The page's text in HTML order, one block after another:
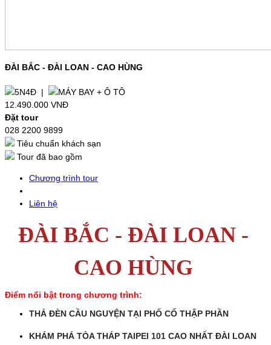
ĐÀI BẮC - ĐÀI LOAN - CAO HÙNG
5N4Đ |
MÁY BAY + Ô TÔ
12.490.000 VNĐ
Đặt tour
028 2200 9899
Tiêu chuẩn khách sạn
Tour đã bao gồm
Chương trình tour
Liên hệ
ĐÀI BẮC - ĐÀI LOAN -
CAO HÙNG
Điểm nổi bật trong chương trình:
THẢ ĐÈN CẦU NGUYỆN TẠI PHỐ CỔ THẬP PHẦN
KHÁM PHÁ TÒA THÁP TAIPEI 101 CAO NHẤT ĐÀI LOAN